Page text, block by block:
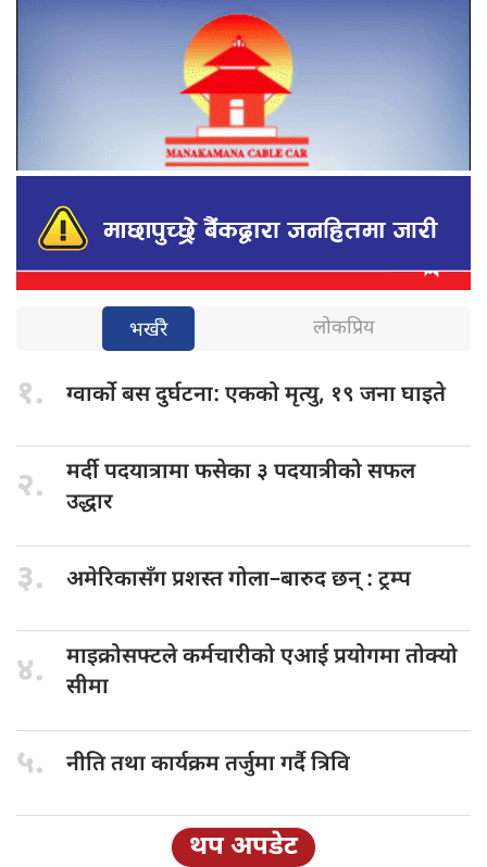
भर्खरै लोकप्रिय
१. ग्वार्को बसदुर्घटना: एकको मृत्यु, १९ जना घाइते
२. मर्दी पदयात्रामाफसेका ३ पदयात्रीको सफल
उद्धार
३. अमेरिकासँग प्रशस्तगोला–बारुद छन् : ट्रम्प
४. माइक्रोसफ्टले कर्मचारीकोएआई प्रयोगमा तोक्यो
सीमा
५. नीति तथाकार्यक्रम तर्जुमा गर्दै त्रिवि
थप अपडेट